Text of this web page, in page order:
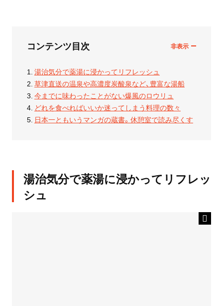
コンテンツ目次
湯治気分で薬湯に浸かってリフレッシュ
草津直送の温泉や高濃度炭酸泉など、豊富な湯船
今までに味わったことがない爆風のロウリュ
どれを食べればいいか迷ってしまう料理の数々
日本一ともいうマンガの蔵書。休憩室で読み尽くす
湯治気分で薬湯に浸かってリフレッ
シュ